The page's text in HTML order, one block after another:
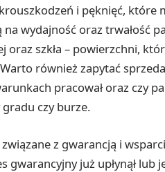
i pęknięć, które
na wydajność oraz trwałość
szkła – powierzchni,
również zapytać
pracował oraz czy
czy burze.
z gwarancją i
gwarancyjny już upłynął lub